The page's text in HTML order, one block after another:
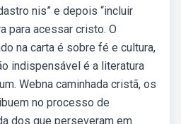
nis” e depois “incluir
para acessar cristo. O
na carta é sobre fé e cultura,
indispensável é a literatura
Webna caminhada cristã, os
no processo de
dos que perseveram em